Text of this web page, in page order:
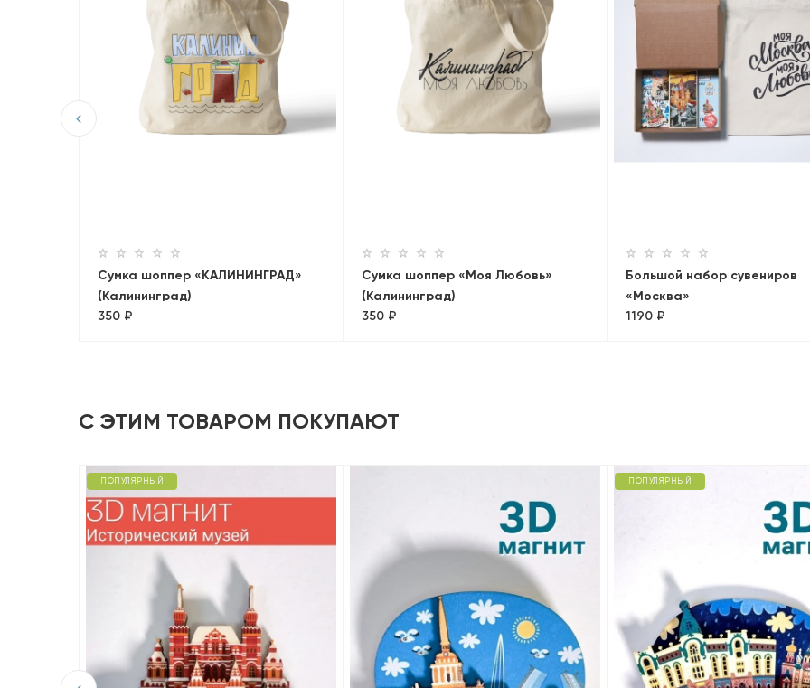
Сумка шоппер «КАЛИНИНГРАД»
(Калининград)
350 ₽
Сумка шоппер «Моя Любовь»
(Калининград)
350 ₽
Большой набор сувениров
«Москва»
1190 ₽
С ЭТИМ ТОВАРОМ ПОКУПАЮТ
ПОПУЛЯРНЫЙ ПОПУЛЯРНЫЙ